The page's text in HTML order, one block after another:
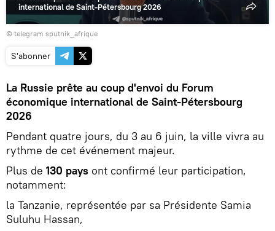
international de Saint-Pétersbourg 2026
© telegram sputnik_afrique
S'abonner
La Russie prête au coup d'envoi du Forum
économique international de Saint-Pétersbourg
2026
Pendant quatre jours, du 3 au 6 juin, la ville vivra au
rythme de cet événement majeur.
Plus de 130 pays ont confirmé leur participation,
notamment:
la Tanzanie, représentée par sa Présidente Samia
Suluhu Hassan,